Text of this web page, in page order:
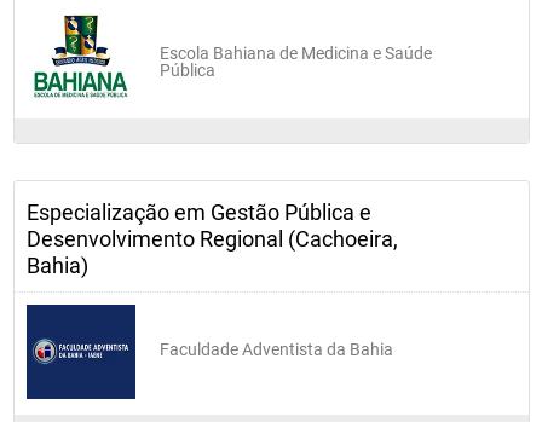
Escola Bahiana de Medicina e Saúde
Pública
Especialização em Gestão Pública e
Desenvolvimento Regional (Cachoeira,
Bahia)
Faculdade Adventista da Bahia